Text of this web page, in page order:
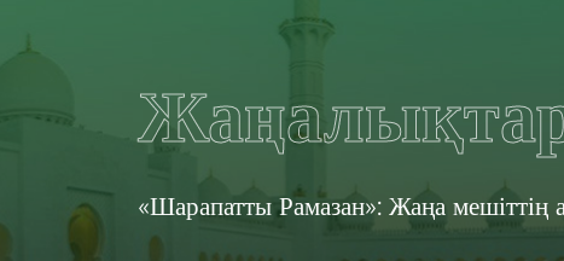
«Шарапатты Рамазан»: Жаңа мешіттің